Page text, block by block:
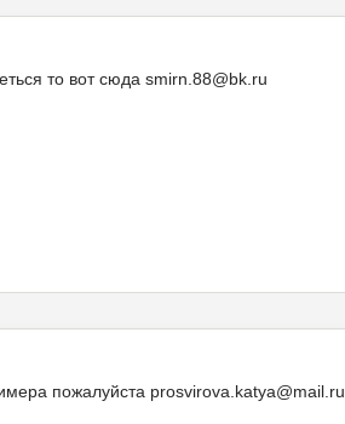
то вот сюда smirn.88@bk.ru
пожалуйста prosvirova.katya@mail.ru